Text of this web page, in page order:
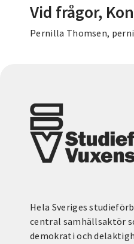
Vid frågor,
Pernilla Thomsen,
Hela Sveriges
central samhällsaktör
demokrati och